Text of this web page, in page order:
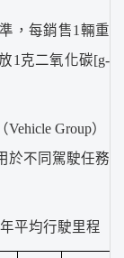
，每銷售1輛重
1克二氧化碳[g-
Group）
於不同駕駛任務
平均行駛里程